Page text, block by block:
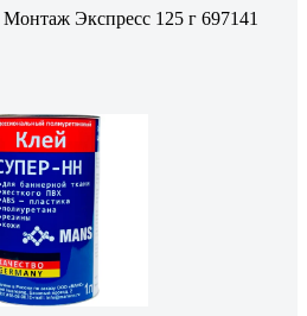
Экспресс 125 г 697141